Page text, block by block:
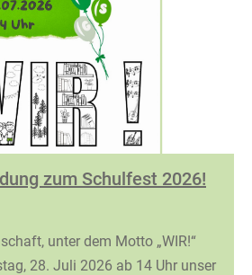
zum Schulfest 2026!
unter dem Motto „WIR!“
28. Juli 2026 ab 14 Uhr unser